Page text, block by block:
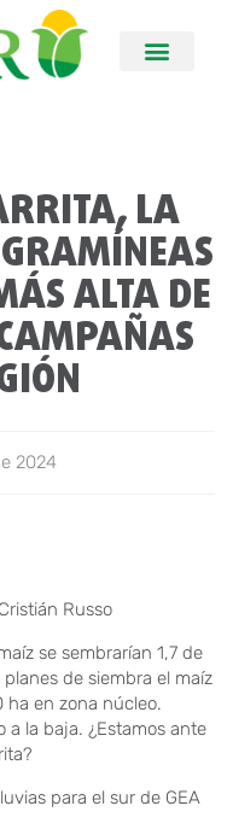
LA
ALTA DE
2024
Russo
se sembrarían 1,7 de
de siembra el maíz
en zona núcleo.
a la baja. ¿Estamos ante
para el sur de GEA